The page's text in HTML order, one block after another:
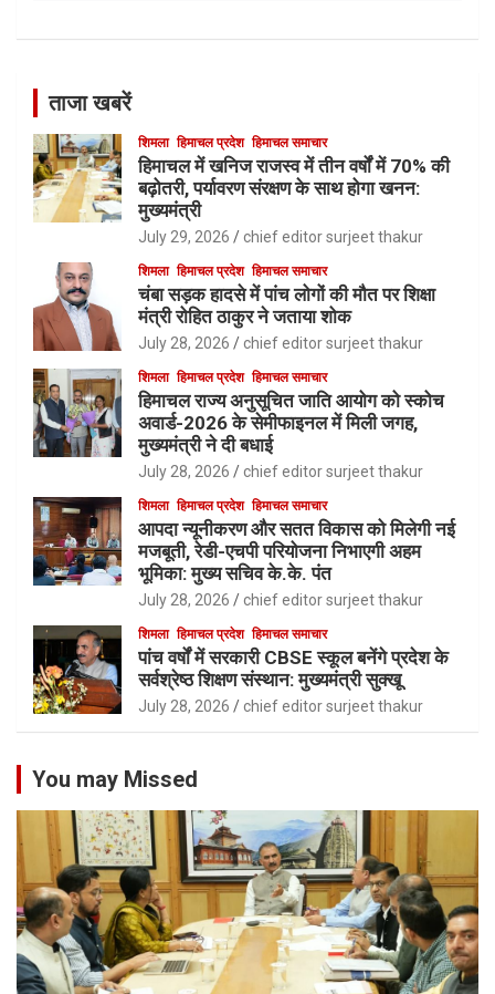
ताजा खबरें
शिमला हिमाचल प्रदेश हिमाचल समाचार
हिमाचल में खनिज राजस्व में तीन वर्षों में 70% की
बढ़ोतरी, पर्यावरण संरक्षण के साथ होगा खनन:
मुख्यमंत्री
July 29, 2026 chief editor surjeet thakur
शिमला हिमाचल प्रदेश हिमाचल समाचार
चंबा सड़क हादसे में पांच लोगों की मौत पर शिक्षा
मंत्री रोहित ठाकुर ने जताया शोक
July 28, 2026 chief editor surjeet thakur
शिमला हिमाचल प्रदेश हिमाचल समाचार
हिमाचल राज्य अनुसूचित जाति आयोग को स्कोच
अवार्ड-2026 के सेमीफाइनल में मिली जगह,
मुख्यमंत्री ने दी बधाई
July 28, 2026 chief editor surjeet thakur
शिमला हिमाचल प्रदेश हिमाचल समाचार
आपदा न्यूनीकरण और सतत विकास को मिलेगी नई
मजबूती, रेडी-एचपी परियोजना निभाएगी अहम
भूमिका: मुख्य सचिव के.के. पंत
July 28, 2026 chief editor surjeet thakur
शिमला हिमाचल प्रदेश हिमाचल समाचार
पांच वर्षों में सरकारी CBSE स्कूल बनेंगे प्रदेश के
सर्वश्रेष्ठ शिक्षण संस्थान: मुख्यमंत्री सुक्खू
July 28, 2026 chief editor surjeet thakur
You may Missed